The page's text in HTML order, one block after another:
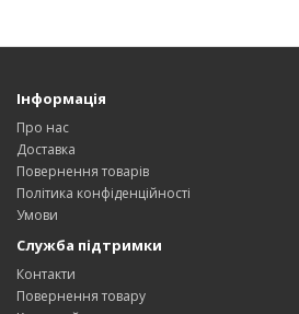
Інформація
Про нас
Доставка
Повернення товарів
Політика конфіденційності
Умови
Служба підтримки
Контакти
Повернення товару